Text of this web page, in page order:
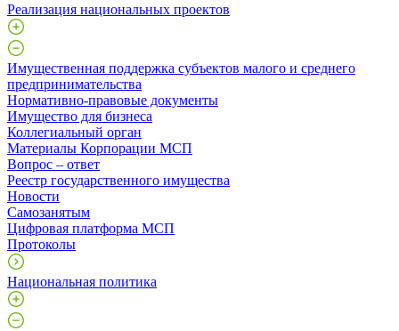
Реализация национальных проектов
Имущественная поддержка субъектов малого и среднего
предпринимательства
Нормативно-правовые документы
Имущество для бизнеса
Коллегиальный орган
Материалы Корпорации МСП
Вопрос – ответ
Реестр государственного имущества
Новости
Самозанятым
Цифровая платформа МСП
Протоколы
Национальная политика